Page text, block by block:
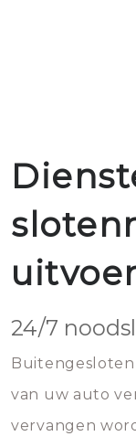
24/7
van uw auto
vervangen